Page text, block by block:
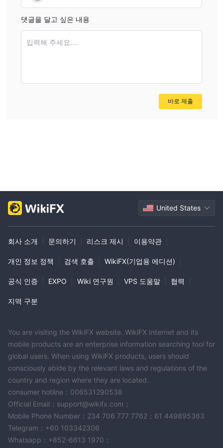
댓글을 달고 싶은 내용
입력해 주세요....
바로 제출
United States
회사 소개 문의하기 리스크 제시 이용약관
개인 정보 정책 검색 호출 WikiFX(기업용 에디션)
공식 인증 EXPO Wiki 연구원 VPS 도움말 협력
지역 구분
You are visiting the WikiFX website. WikiFX Internet and its
mobile products are an enterprise information searching tool for
global users. When using WikiFX products, users should
consciously abide by the relevant laws and regulations of the
country and region where they are located.
consumer hotline：006531290538
Official Email：support@wikifx.com；
Mobile Phone Number：234 706 777 7762；61 449895363
Telegram：+60 103342306
Whatsapp：+852-6613 1970；